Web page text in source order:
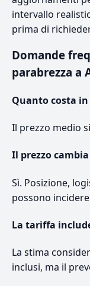
intervallo
prima di
Domande
parabrezza a
Quanto costa
Il prezzo medio
Il prezzo
Sì. Posizione,
possono
La tariffa
La stima
inclusi, ma il